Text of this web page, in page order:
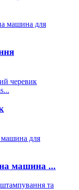
машина ...